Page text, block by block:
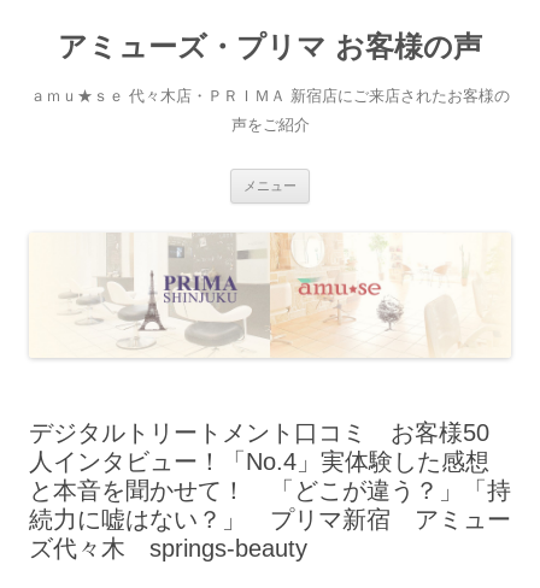
アミューズ・プリマ お客様の声
ａｍｕ★ｓｅ 代々木店・ＰＲＩＭＡ 新宿店にご来店されたお客様の
声をご紹介
メニュー
ツ
へ
移
動
デジタルトリートメント口コミ お客様50
人インタビュー！「No.4」実体験した感想
と本音を聞かせて！ 「どこが違う？」「持
続力に嘘はない？」 プリマ新宿 アミュー
ズ代々木 springs-beauty